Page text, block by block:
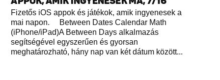
Fizetős iOS appok és játékok, amik ingyenesek a
mai napon. Between Dates Calendar Math
(iPhone/iPad)A Between Days alkalmazás
segítségével egyszerűen és gyorsan
meghatározható, hány nap van két dátum között...